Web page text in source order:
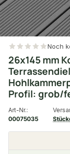
Noch
26x145 mm
Profil: grob/
Art-Nr.:
00075035